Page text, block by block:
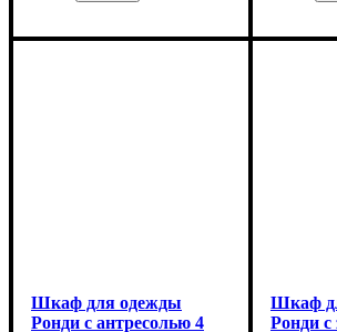
Ширина: 160 см
Шкаф для одежды
Ронди с антресолью 4
Шкаф
Ронди